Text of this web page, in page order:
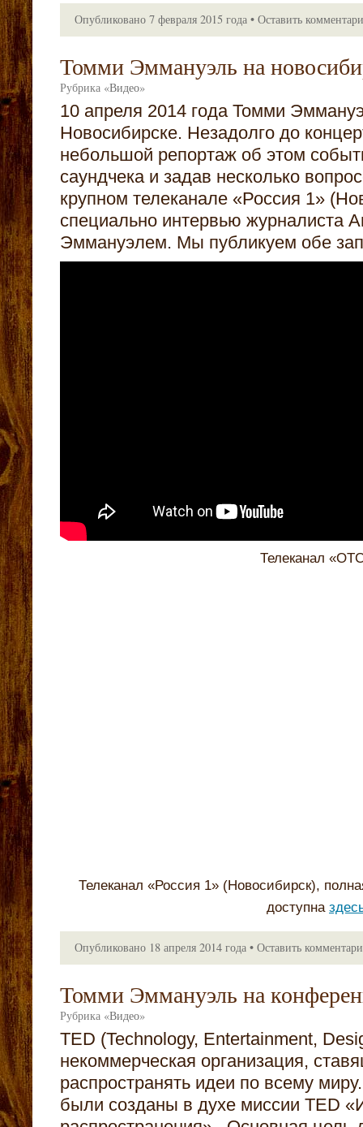
Опубликовано 7 февраля 2015 года • Оставить
Томми Эммануэль на
Рубрика «Видео»
10 апреля 2014 года Томми
Новосибирске. Незадолго до
небольшой репортаж об этом
саундчека и задав несколько
крупном телеканале «Россия 1»
специально интервью журналиста
Эммануэлем. Мы публикуем обе
Телеканал
Телеканал «Россия 1» (Новосибирск),
доступна
Опубликовано 18 апреля 2014 года • Оставить
Томми Эммануэль на
Рубрика «Видео»
TED (Technology, Entertainment,
некоммерческая организация,
распространять идеи по всему
были созданы в духе миссии TED